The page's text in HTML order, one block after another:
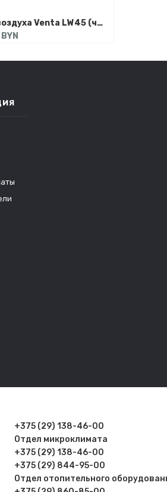
Мойка воздуха Venta LW45 (черный)
+375 (29) 138-46-00
Отдел микроклимата
+375 (29) 138-46-00
+375 (29) 844-95-00
Отдел отопительного